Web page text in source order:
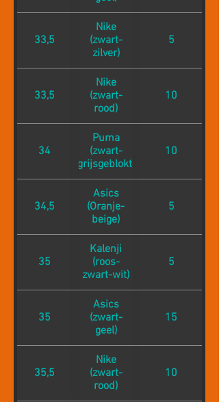
33,5
Nike
(zwart-
zilver)
5
33,5
Nike
(zwart-
rood)
10
34
Puma
(zwart-
grijsgeblokt)
10
34,5
Asics
(Oranje-
beige)
5
35
Kalenji
(roos-
zwart-wit)
5
35
Asics
(zwart-
geel)
15
35,5
Nike
(zwart-
rood)
10